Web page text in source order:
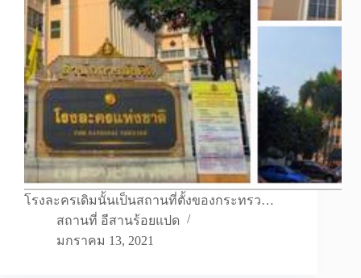
โรงละครเดิมนั้นเป็นสถานที่ตั้งของกระทรว…
สถานที่ อีสานร้อยแปด
มกราคม 13, 2021